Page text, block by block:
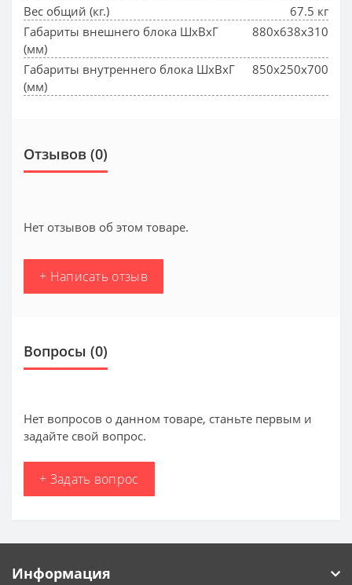
Вес общий (кг.)
67.5 кг
Габариты внешнего блока ШхВхГ
(мм)
880x638x310
Габариты внутреннего блока ШхВхГ
(мм)
850x250x700
Отзывов (0)
Нет отзывов об этом товаре.
+ Написать отзыв
Вопросы (0)
Нет вопросов о данном товаре, станьте первым и
задайте свой вопрос.
+ Задать вопрос
Информация